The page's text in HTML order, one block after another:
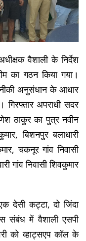
वैशाली के निर्देश
का गठन किया गया।
अनुसंधान के आधार
गिरफ्तार अपराधी सदर
ठाकुर का पुत्र नवीन
बिशनपुर बलाधारी
चकनूर गांव निवासी
गांव निवासी शिवकुमार
देसी कट्टा, दो जिंदा
संबंध में वैशाली एसपी
को व्हाट्सएप कॉल के